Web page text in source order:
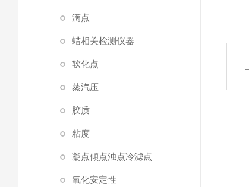
滴点
蜡相关检测仪器
软化点
蒸汽压
胶质
粘度
凝点傾点浊点冷滤点
氧化安定性